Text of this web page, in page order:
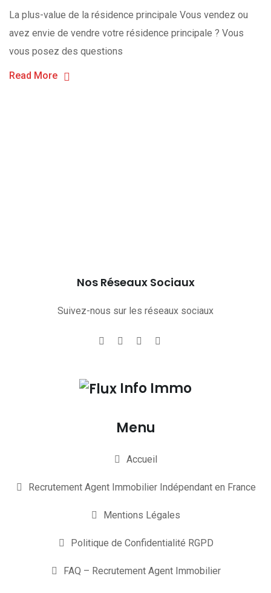
La plus-value de la résidence principale Vous vendez ou
avez envie de vendre votre résidence principale ? Vous
vous posez des questions
Read More
Nos Réseaux Sociaux
Suivez-nous sur les réseaux sociaux
Info Immo
Menu
Accueil
Recrutement Agent Immobilier Indépendant en France
Mentions Légales
Politique de Confidentialité RGPD
FAQ – Recrutement Agent Immobilier